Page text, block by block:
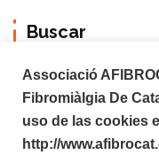
Buscar
Associació
Fibromiàlgia De
uso de las cookies
http://